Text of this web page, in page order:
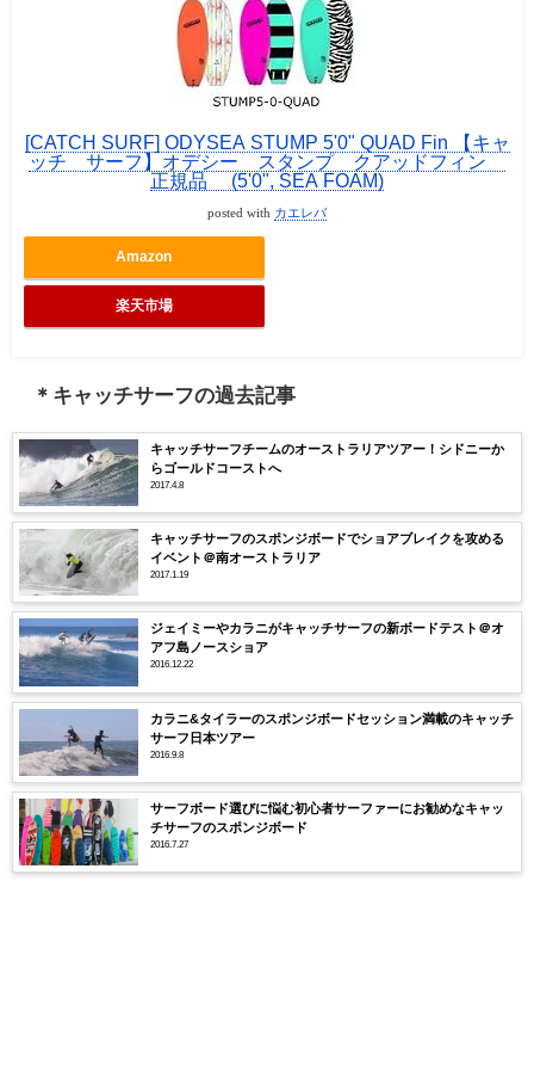
[CATCH SURF] ODYSEA STUMP 5'0" QUAD Fin 【キャ
ッチ サーフ】オデシー スタンプ クアッドフィン
正規品 (5'0", SEA FOAM)
posted with カエレバ
Amazon
楽天市場
＊キャッチサーフの過去記事
キャッチサーフチームのオーストラリアツアー！シドニーか
らゴールドコーストへ
2017.4.8
キャッチサーフのスポンジボードでショアブレイクを攻める
イベント＠南オーストラリア
2017.1.19
ジェイミーやカラニがキャッチサーフの新ボードテスト＠オ
アフ島ノースショア
2016.12.22
カラニ&タイラーのスポンジボードセッション満載のキャッチ
サーフ日本ツアー
2016.9.8
サーフボード選びに悩む初心者サーファーにお勧めなキャッ
チサーフのスポンジボード
2016.7.27